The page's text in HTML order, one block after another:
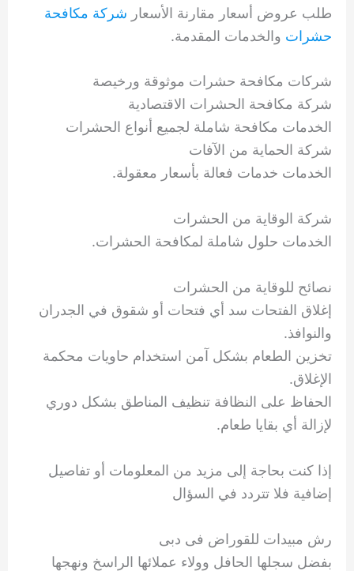
طلب عروض أسعار مقارنة الأسعار شركة مكافحة
حشرات والخدمات المقدمة.
شركات مكافحة حشرات موثوقة ورخيصة
شركة مكافحة الحشرات الاقتصادية
الخدمات مكافحة شاملة لجميع أنواع الحشرات
شركة الحماية من الآفات
الخدمات خدمات فعالة بأسعار معقولة.
شركة الوقاية من الحشرات
الخدمات حلول شاملة لمكافحة الحشرات.
نصائح للوقاية من الحشرات
إغلاق الفتحات سد أي فتحات أو شقوق في الجدران
والنوافذ.
تخزين الطعام بشكل آمن استخدام حاويات محكمة
الإغلاق.
الحفاظ على النظافة تنظيف المناطق بشكل دوري
لإزالة أي بقايا طعام.
إذا كنت بحاجة إلى مزيد من المعلومات أو تفاصيل
إضافية فلا تتردد في السؤال
رش مبيدات للقوراض فى دبى
بفضل سجلها الحافل وولاء عملائها الراسخ ونهجها